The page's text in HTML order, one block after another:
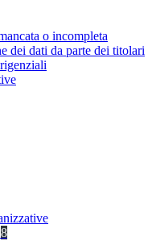
o incompleta
dei dati da parte dei titolari
8